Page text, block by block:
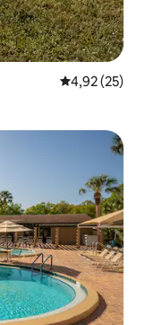
4,92 ud af 5 i
4,92 (25)